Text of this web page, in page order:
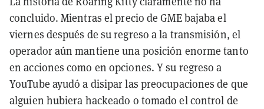
concluido. Mientras el precio de GME bajaba el
viernes después de su regreso a la transmisión, el
operador aún mantiene una posición enorme tanto
en acciones como en opciones. Y su regreso a
YouTube ayudó a disipar las preocupaciones de que
alguien hubiera hackeado o tomado el control de